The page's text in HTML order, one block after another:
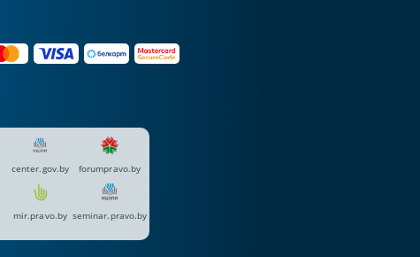
center.gov.by forumpravo.by
mir.pravo.by seminar.pravo.by